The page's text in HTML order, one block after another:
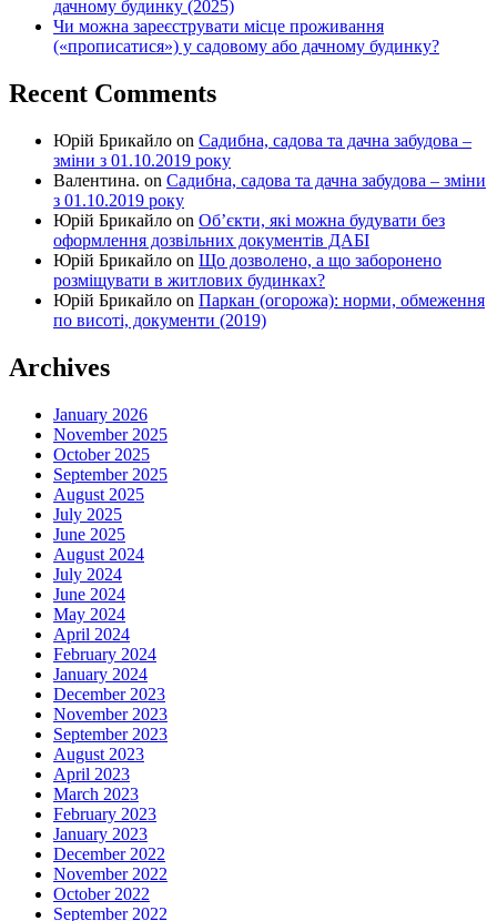
дачному будинку (2025)
Чи можна зареєструвати місце проживання
(«прописатися») у садовому або дачному будинку?
Recent Comments
Юрій Брикайло on Садибна, садова та дачна забудова –
зміни з 01.10.2019 року
Валентина. on Садибна, садова та дачна забудова – зміни
з 01.10.2019 року
Юрій Брикайло on Об’єкти, які можна будувати без
оформлення дозвільних документів ДАБІ
Юрій Брикайло on Що дозволено, а що заборонено
розміщувати в житлових будинках?
Юрій Брикайло on Паркан (огорожа): норми, обмеження
по висоті, документи (2019)
Archives
January 2026
November 2025
October 2025
September 2025
August 2025
July 2025
June 2025
August 2024
July 2024
June 2024
May 2024
April 2024
February 2024
January 2024
December 2023
November 2023
September 2023
August 2023
April 2023
March 2023
February 2023
January 2023
December 2022
November 2022
October 2022
September 2022